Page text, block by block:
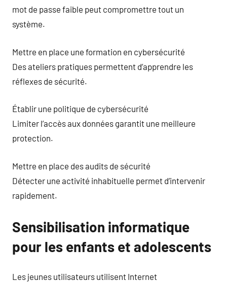
mot de passe faible peut compromettre tout un
système.
Mettre en place une formation en cybersécurité
Des ateliers pratiques permettent d’apprendre les
réflexes de sécurité.
Établir une politique de cybersécurité
Limiter l’accès aux données garantit une meilleure
protection.
Mettre en place des audits de sécurité
Détecter une activité inhabituelle permet d’intervenir
rapidement.
Sensibilisation informatique
pour les enfants et adolescents
Les jeunes utilisateurs utilisent Internet